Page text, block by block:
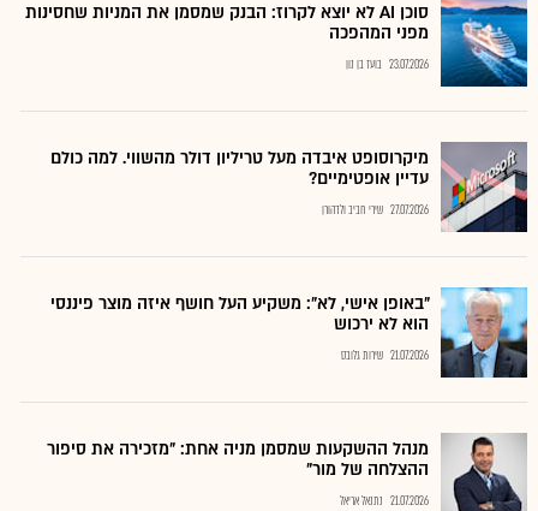
סוכן AI לא יוצא לקרוז: הבנק שמסמן את המניות שחסינות
מפני המהפכה
23.07.2026 בועז בן נון
מיקרוסופט איבדה מעל טריליון דולר מהשווי. למה כולם
עדיין אופטימיים?
27.07.2026 שירי חביב ולדהורן
"באופן אישי, לא": משקיע העל חושף איזה מוצר פיננסי
הוא לא ירכוש
21.07.2026 שירות גלובס
מנהל ההשקעות שמסמן מניה אחת: "מזכירה את סיפור
ההצלחה של מור"
21.07.2026 נתנאל אריאל